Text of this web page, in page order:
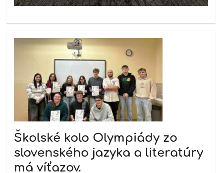
Školské kolo Olympiády zo
slovenského jazyka a literatúry
má víťazov.